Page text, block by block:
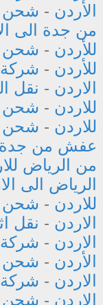
الأردن - شحن
من جدة الى
للأردن - شحن
للأردن -
الاردن - نقل
للاردن - شحن
للاردن - شحن
عفش من جدة
من الرياض
الرياض الى
للاردن - شحن
الاردن - نقل
الاردن -
الأردن - شحن
الاردن -
الاردن - شحن